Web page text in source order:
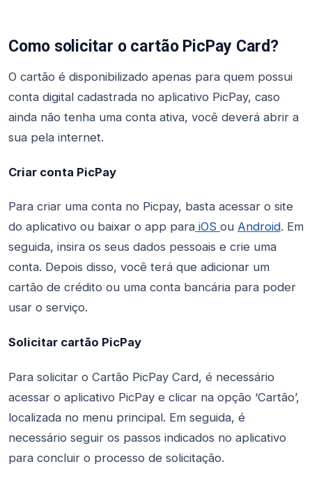
Como solicitar o cartão PicPay Card?
O cartão é disponibilizado apenas para quem possui
conta digital cadastrada no aplicativo PicPay, caso
ainda não tenha uma conta ativa, você deverá abrir a
sua pela internet.
Criar conta PicPay
Para criar uma conta no Picpay, basta acessar o site
do aplicativo ou baixar o app para iOS ou Android. Em
seguida, insira os seus dados pessoais e crie uma
conta. Depois disso, você terá que adicionar um
cartão de crédito ou uma conta bancária para poder
usar o serviço.
Solicitar cartão PicPay
Para solicitar o Cartão PicPay Card, é necessário
acessar o aplicativo PicPay e clicar na opção ‘Cartão’,
localizada no menu principal. Em seguida, é
necessário seguir os passos indicados no aplicativo
para concluir o processo de solicitação.